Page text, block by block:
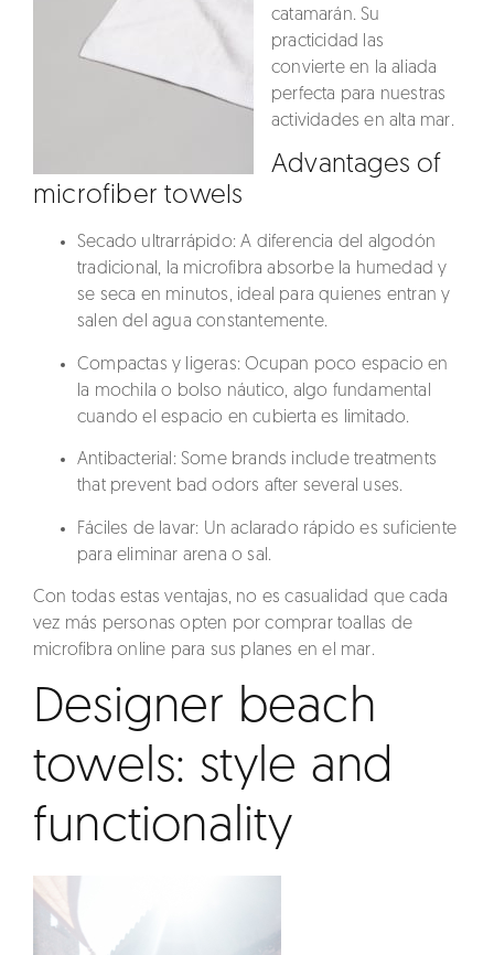
catamarán. Su
practicidad las
convierte en la aliada
perfecta para nuestras
actividades en alta mar.
Advantages of
microfiber towels
Secado ultrarrápido: A diferencia del algodón
tradicional, la microfibra absorbe la humedad y
se seca en minutos, ideal para quienes entran y
salen del agua constantemente.
Compactas y ligeras: Ocupan poco espacio en
la mochila o bolso náutico, algo fundamental
cuando el espacio en cubierta es limitado.
Antibacterial: Some brands include treatments
that prevent bad odors after several uses.
Fáciles de lavar: Un aclarado rápido es suficiente
para eliminar arena o sal.
Con todas estas ventajas, no es casualidad que cada
vez más personas opten porcomprar toallas de
microfibra online para sus planes en el mar.
Designer beach
towels: style and
functionality